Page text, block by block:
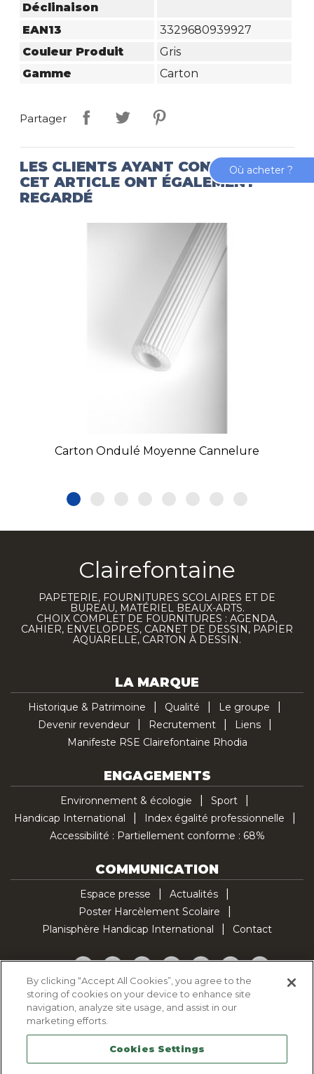
Déclinaison
EAN13
3329680939927
Couleur Produit
Gris
Gamme
Carton
Partager
LES CLIENTS AYANT CONSULTÉ
CET ARTICLE ONT ÉGALEMENT
REGARDÉ
Carton Ondulé Moyenne Cannelure
Clairefontaine
PAPETERIE, FOURNITURES SCOLAIRES ET DE
BUREAU, MATÉRIEL BEAUX-ARTS.
CHOIX COMPLET DE FOURNITURES : AGENDA,
CAHIER, ENVELOPPES, CARNET DE DESSIN, PAPIER
AQUARELLE, CARTON À DESSIN.
LA MARQUE
Historique & Patrimoine Qualité
Le groupe
Devenir revendeur
Recrutement
Liens
Manifeste RSE Clairefontaine Rhodia
ENGAGEMENTS
Environnement & écologie
Sport
Handicap International
Index égalité professionnelle
Accessibilité : Partiellement conforme : 68%
COMMUNICATION
Espace presse
Actualités
Poster Harcèlement Scolaire
Planisphère Handicap International
Contact
Facebook
TwitterYouTubePinterestInstagramLinkedInTikTok
Politique d'utilisation des cookies
Politique de confidentialité
Mentions légales
Plan du site
Où acheter ?
By clicking “Accept All Cookies”, you agree to the
storing of cookies on your device to enhance site
navigation, analyze site usage, and assist in our
marketing efforts.
Cookies Settings